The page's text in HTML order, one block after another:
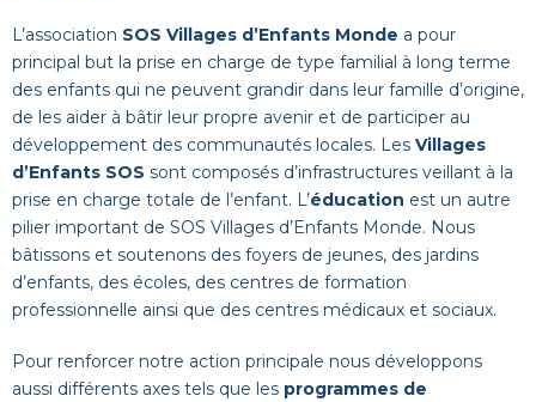
L’association SOS Villages d’Enfants Monde a pour
principal but la prise en charge de type familial à long terme
des enfants qui ne peuvent grandir dans leur famille d’origine,
de les aider à bâtir leur propre avenir et de participer au
développement des communautés locales. Les Villages
d’Enfants SOS sont composés d’infrastructures veillant à la
prise en charge totale de l’enfant. L’éducation est un autre
pilier important de SOS Villages d’Enfants Monde. Nous
bâtissons et soutenons des foyers de jeunes, des jardins
d’enfants, des écoles, des centres de formation
professionnelle ainsi que des centres médicaux et sociaux.
Pour renforcer notre action principale nous développons
aussi différents axes tels que les programmes de